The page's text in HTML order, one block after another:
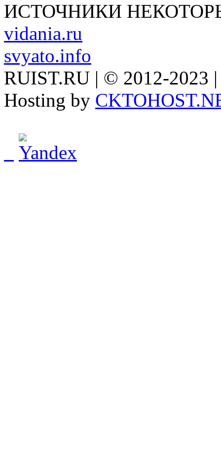
ИСТОЧНИКИ
vidania.ru
svyato.info
RUIST.RU | © 2012-2023
Hosting by